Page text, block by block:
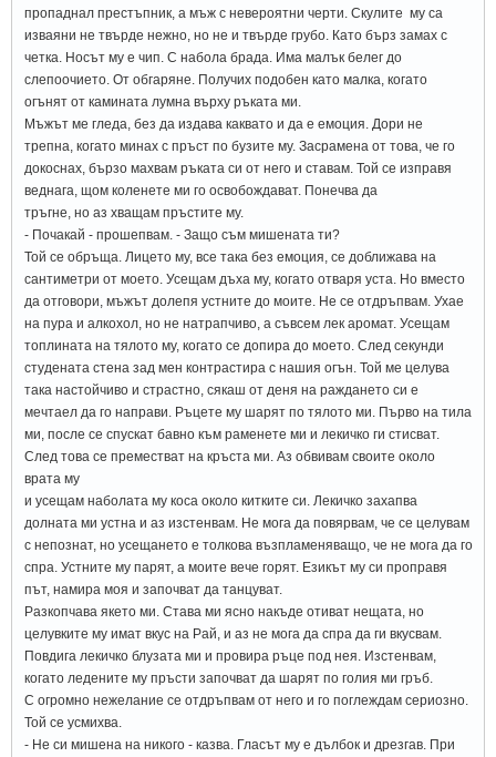
пропаднал престъпник, а мъж с невероятни черти. Скулите му са
изваяни не твърде нежно, но не и твърде грубо. Като бърз замах с
четка. Носът му е чип. С набола брада. Има малък белег до
слепоочието. От обгаряне. Получих подобен като малка, когато
огънят от камината лумна върху ръката ми.
Мъжът ме гледа, без да издава каквато и да е емоция. Дори не
трепна, когато минах с пръст по бузите му. Засрамена от това, че го
докоснах, бързо махвам ръката си от него и ставам. Той се изправя
веднага, щом коленете ми го освобождават. Понечва да
тръгне, но аз хващам пръстите му.
- Почакай - прошепвам. - Защо съм мишената ти?
Той се обръща. Лицето му, все така без емоция, се доближава на
сантиметри от моето. Усещам дъха му, когато отваря уста. Но вместо
да отговори, мъжът долепя устните до моите. Не се отдръпвам. Ухае
на пура и алкохол, но не натрапчиво, а съвсем лек аромат. Усещам
топлината на тялото му, когато се допира до моето. След секунди
студената стена зад мен контрастира с нашия огън. Той ме целува
така настойчиво и страстно, сякаш от деня на раждането си е
мечтаел да го направи. Ръцете му шарят по тялото ми. Първо на тила
ми, после се спускат бавно към раменете ми и лекичко ги стисват.
След това се преместват на кръста ми. Аз обвивам своите около
врата му
и усещам наболата му коса около китките си. Лекичко захапва
долната ми устна и аз изстенвам. Не мога да повярвам, че се целувам
с непознат, но усещането е толкова възпламеняващо, че не мога да го
спра. Устните му парят, а моите вече горят. Езикът му си проправя
път, намира моя и започват да танцуват.
Разкопчава якето ми. Става ми ясно накъде отиват нещата, но
целувките му имат вкус на Рай, и аз не мога да спра да ги вкусвам.
Повдига лекичко блузата ми и провира ръце под нея. Изстенвам,
когато ледените му пръсти започват да шарят по голия ми гръб.
С огромно нежелание се отдръпвам от него и го поглеждам сериозно.
Той се усмихва.
- Не си мишена на никого - казва. Гласът му е дълбок и дрезгав. При